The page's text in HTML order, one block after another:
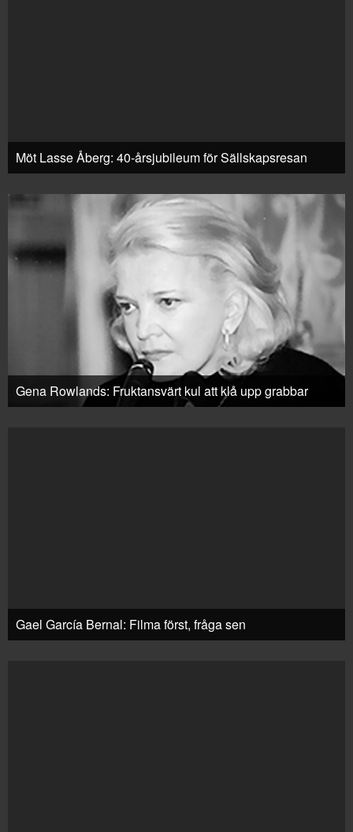
Möt Lasse Åberg: 40-årsjubileum för Sällskapsresan
Gena Rowlands: Fruktansvärt kul att klå upp grabbar
Gael García Bernal: Filma först, fråga sen